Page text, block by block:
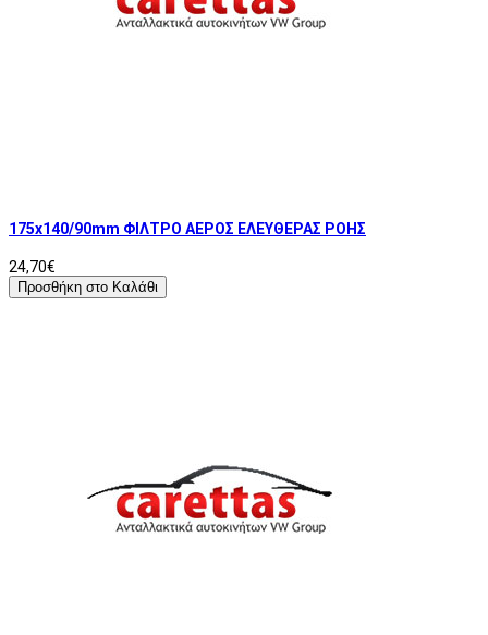
175x140/90mm ΦΙΛΤΡΟ ΑΕΡΟΣ ΕΛΕΥΘΕΡΑΣ ΡΟΗΣ
24,70€
Προσθήκη στο Καλάθι